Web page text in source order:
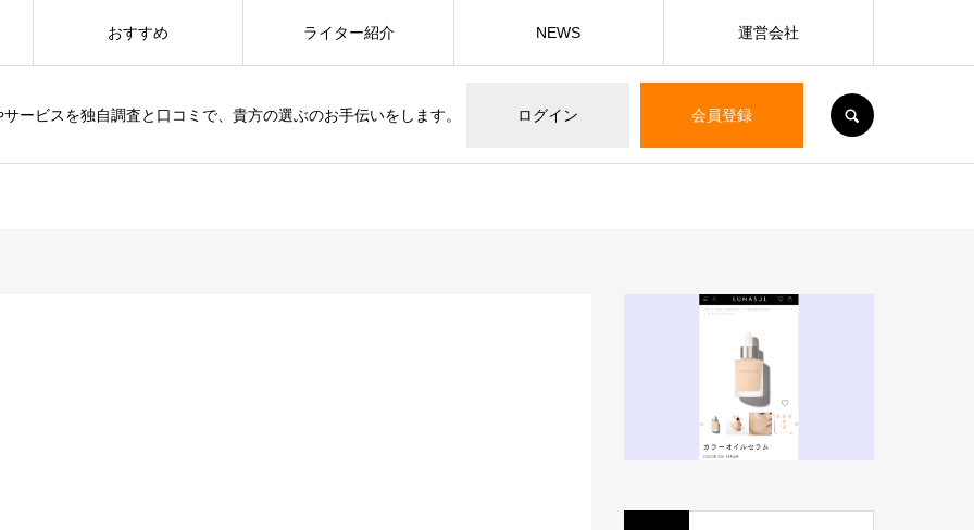
ービスを独自調査と口コミで、貴方の選ぶのお手伝いをします。 ログイン 会員登録
おすすめ ライター紹介 NEWS 運営会社